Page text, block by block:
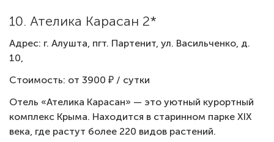
10. Ателика Карасан 2*
Адрес: г. Алушта, пгт. Партенит, ул. Васильченко, д.
10,
Стоимость: от 3900 ₽ / сутки
Отель «Ателика Карасан» — это уютный курортный
комплекс Крыма. Находится в старинном парке XIX
века, где растут более 220 видов растений.